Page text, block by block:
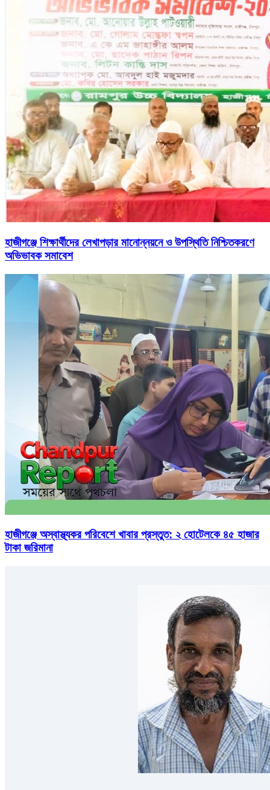
হাজীগঞ্জে শিক্ষার্থীদের লেখাপড়ার মানোন্নয়নে ও উপস্থিতি নিশ্চিতকরণে
অভিভাবক সমাবেশ
হাজীগঞ্জে অস্বাস্থ্যকর পরিবেশে খাবার প্রস্তুত: ২ হোটেলকে ৪৫ হাজার
টাকা জরিমানা